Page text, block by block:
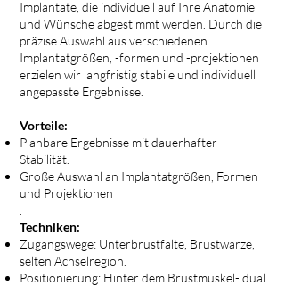
Implantate, die individuell auf Ihre Anatomie
und Wünsche abgestimmt werden. Durch die
präzise Auswahl aus verschiedenen
Implantatgrößen, -formen und -projektionen
erzielen wir langfristig stabile und individuell
angepasste Ergebnisse.
Vorteile:
Planbare Ergebnisse mit dauerhafter
Stabilität.
Große Auswahl an Implantatgrößen, Formen
und Projektionen
Techniken:
Zugangswege: Unterbrustfalte, Brustwarze,
selten Achselregion.
Positionierung: Hinter dem Brustmuskel- dual